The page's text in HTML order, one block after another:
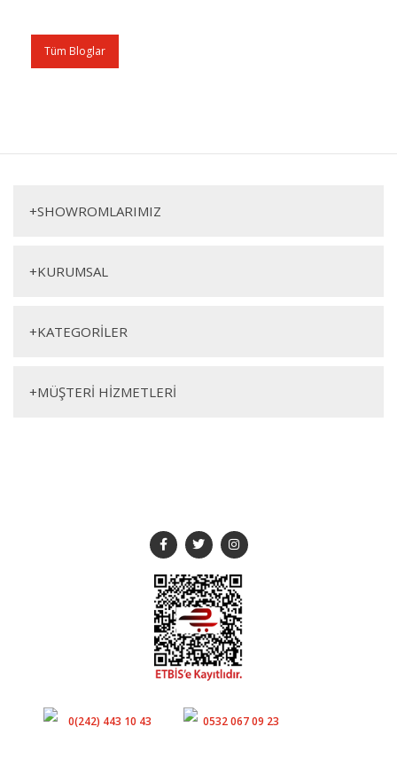
Tüm Bloglar
+SHOWROMLARIMIZ
+KURUMSAL
+KATEGORİLER
+MÜŞTERİ HİZMETLERİ
0(242) 443 10 43
0532 067 09 23